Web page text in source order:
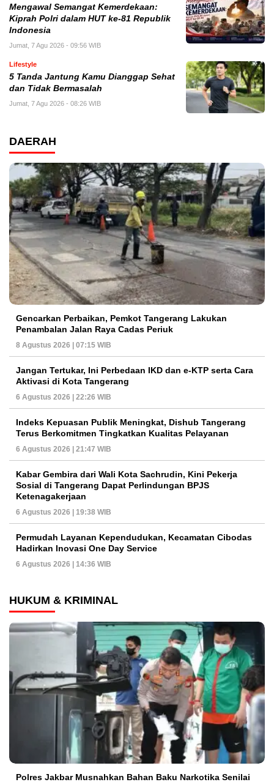
Mengawal Semangat Kemerdekaan:
Kiprah Polri dalam HUT ke-81 Republik
Indonesia
Jumat, 7 Agu 2026 - 09:56 WIB
Lifestyle
5 Tanda Jantung Kamu Dianggap Sehat
dan Tidak Bermasalah
Jumat, 7 Agu 2026 - 08:26 WIB
DAERAH
Gencarkan Perbaikan, Pemkot Tangerang Lakukan
Penambalan Jalan Raya Cadas Periuk
8 Agustus 2026 | 07:15 WIB
Jangan Tertukar, Ini Perbedaan IKD dan e-KTP serta Cara
Aktivasi di Kota Tangerang
6 Agustus 2026 | 22:26 WIB
Indeks Kepuasan Publik Meningkat, Dishub Tangerang
Terus Berkomitmen Tingkatkan Kualitas Pelayanan
6 Agustus 2026 | 21:47 WIB
Kabar Gembira dari Wali Kota Sachrudin, Kini Pekerja
Sosial di Tangerang Dapat Perlindungan BPJS
Ketenagakerjaan
6 Agustus 2026 | 19:38 WIB
Permudah Layanan Kependudukan, Kecamatan Cibodas
Hadirkan Inovasi One Day Service
6 Agustus 2026 | 14:36 WIB
HUKUM & KRIMINAL
Polres Jakbar Musnahkan Bahan Baku Narkotika Senilai